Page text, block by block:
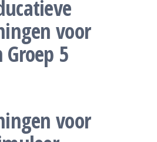
voor
5
voor